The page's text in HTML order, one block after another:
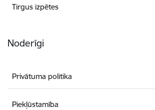
Tirgus izpētes
Noderīgi
Privātuma politika
Piekļūstamība